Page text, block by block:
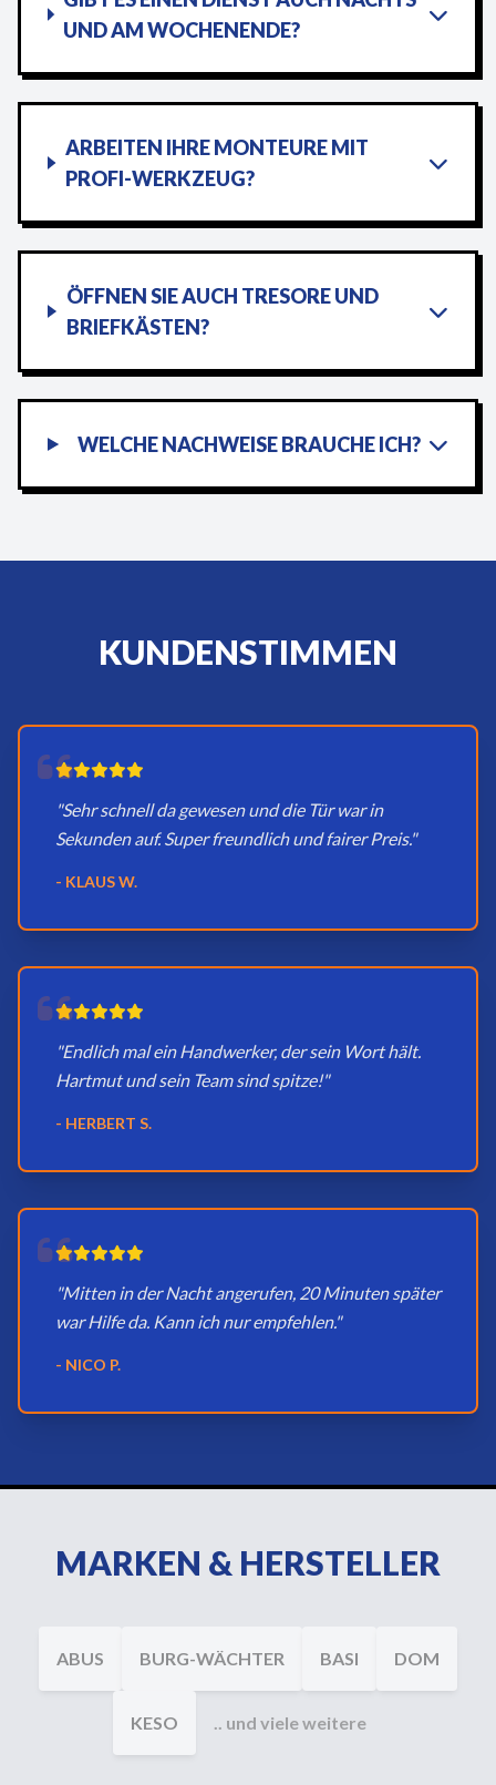
UND AM WOCHENENDE?
ARBEITEN IHRE MONTEURE MIT
PROFI-WERKZEUG?
ÖFFNEN SIE AUCH TRESORE UND
BRIEFKÄSTEN?
WELCHE NACHWEISE BRAUCHE ICH?
KUNDENSTIMMEN
"Sehr schnell da gewesen und die Tür war in
Sekunden auf. Super freundlich und fairer Preis."
- KLAUS W.
"Endlich mal ein Handwerker, der sein Wort hält.
Hartmut und sein Team sind spitze!"
- HERBERT S.
"Mitten in der Nacht angerufen, 20 Minuten später
war Hilfe da. Kann ich nur empfehlen."
- NICO P.
MARKEN & HERSTELLER
ABUS BURG-WÄCHTER BASI DOM
KESO .. und viele weitere